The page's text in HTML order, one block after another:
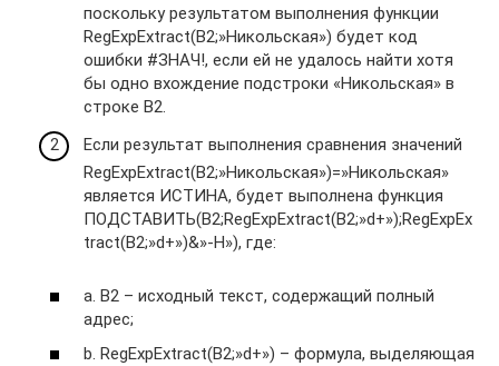
поскольку результатом выполнения функции
RegExpExtract(B2;»Никольская») будет код
ошибки #ЗНАЧ!, если ей не удалось найти хотя
бы одно вхождение подстроки «Никольская» в
строке B2.
Если результат выполнения сравнения значений
RegExpExtract(B2;»Никольская»)=»Никольская»
является ИСТИНА, будет выполнена функция
ПОДСТАВИТЬ(B2;RegExpExtract(B2;»d+»);RegExpEx
tract(B2;»d+»)&»-Н»), где:
a. B2 – исходный текст, содержащий полный
адрес;
b. RegExpExtract(B2;»d+») – формула, выделяющая